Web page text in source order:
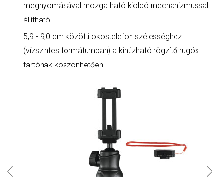
megnyomásával mozgatható kioldó mechanizmussal
állítható
5,9 - 9,0 cm közötti okostelefon szélességhez
(vízszintes formátumban) a kihúzható rögzítő rugós
tartónak köszönhetően